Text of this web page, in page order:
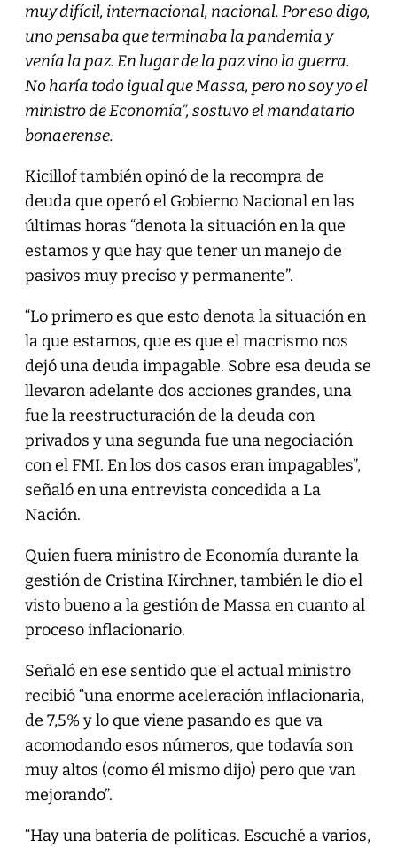
muy difícil, internacional, nacional. Por eso digo,
uno pensaba que terminaba la pandemia y
venía la paz. En lugar de la paz vino la guerra.
No haría todo igual que Massa, pero no soy yo el
ministro de Economía”, sostuvo el mandatario
bonaerense.
Kicillof también opinó de la recompra de
deuda que operó el Gobierno Nacional en las
últimas horas “denota la situación en la que
estamos y que hay que tener un manejo de
pasivos muy preciso y permanente”.
“Lo primero es que esto denota la situación en
la que estamos, que es que el macrismo nos
dejó una deuda impagable. Sobre esa deuda se
llevaron adelante dos acciones grandes, una
fue la reestructuración de la deuda con
privados y una segunda fue una negociación
con el FMI. En los dos casos eran impagables”,
señaló en una entrevista concedida a La
Nación.
Quien fuera ministro de Economía durante la
gestión de Cristina Kirchner, también le dio el
visto bueno a la gestión de Massa en cuanto al
proceso inflacionario.
Señaló en ese sentido que el actual ministro
recibió “una enorme aceleración inflacionaria,
de 7,5% y lo que viene pasando es que va
acomodando esos números, que todavía son
muy altos (como él mismo dijo) pero que van
mejorando”.
“Hay una batería de políticas. Escuché a varios,